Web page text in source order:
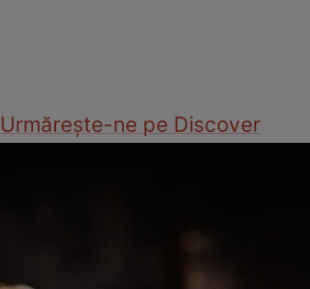
Urmărește-ne pe Discover